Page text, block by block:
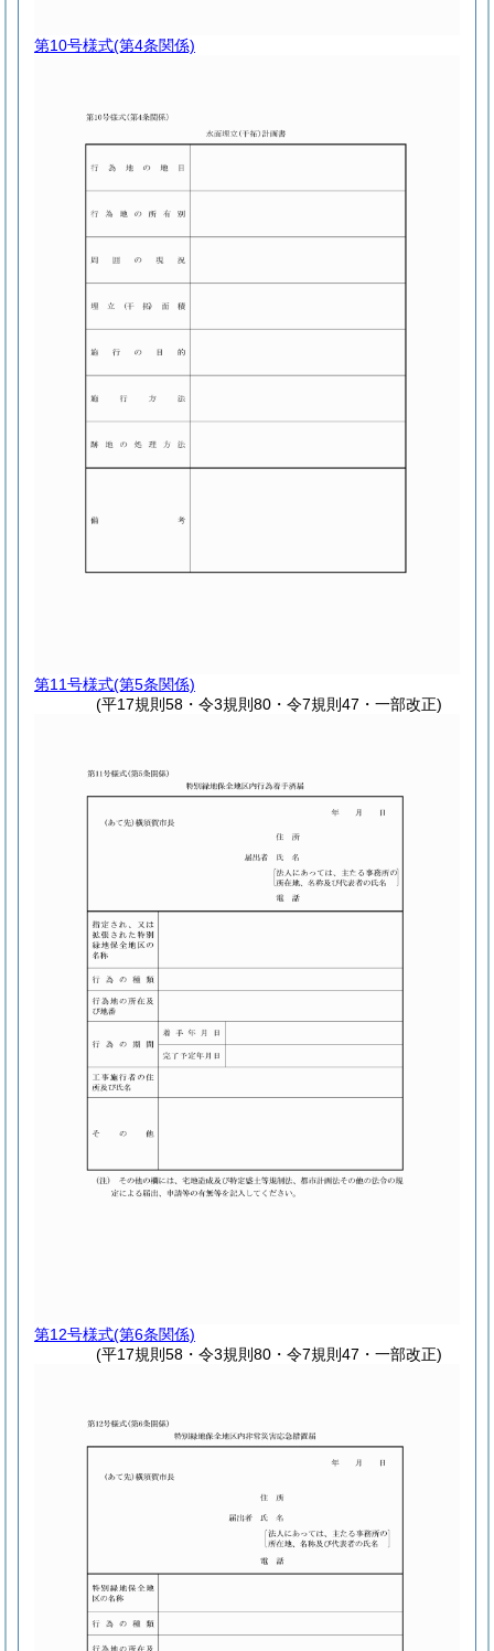
第10号様式(第4条関係)
第11号様式(第5条関係)
(平17規則58・令3規則80・令7規則47・一部改正)
第12号様式(第6条関係)
(平17規則58・令3規則80・令7規則47・一部改正)